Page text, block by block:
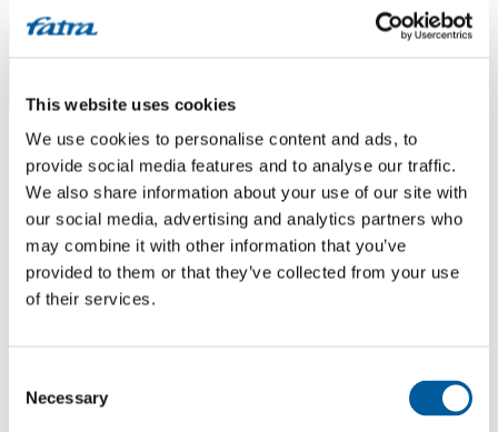
This website uses cookies
We use cookies to personalise content and ads, to
provide social media features and to analyse our traffic.
We also share information about your use of our site with
our social media, advertising and analytics partners who
may combine it with other information that you’ve
provided to them or that they’ve collected from your use
of their services.
Selection
Necessary
Menu
Dotazy/
Hledam nejaky zbytek vzoru
Hledam nejaky zbytek vzoru
Dotaz
Dobry den,nutne potrebuji vzor orech rustikal 10120-1.Prosim jestli